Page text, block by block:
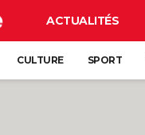
ACTUALITÉS
CULTURE SPORT